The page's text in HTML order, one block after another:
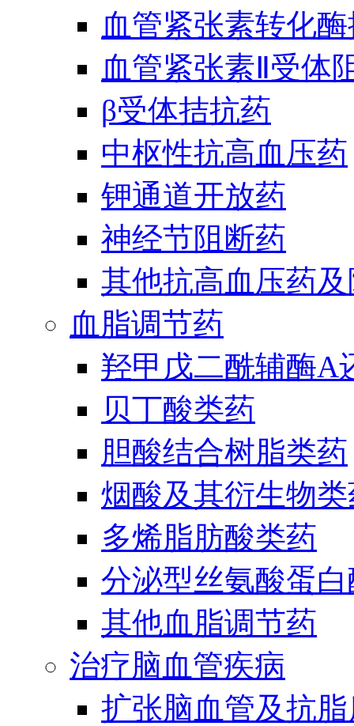
血管紧张素转化
血管紧张素Ⅱ受体
β受体拮抗药
中枢性抗高血压药
钾通道开放药
神经节阻断药
其他抗高血压药
血脂调节药
羟甲戊二酰辅酶A
贝丁酸类药
胆酸结合树脂类药
烟酸及其衍生物
多烯脂肪酸类药
分泌型丝氨酸蛋
其他血脂调节药
治疗脑血管疾病
扩张脑血管及抗